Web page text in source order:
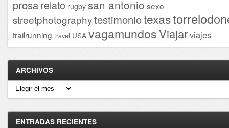
prosarelato rugby san antonio sexo
streetphotographytestimoniotexas
trailrunning travel USA vagamundosViajarviajes
ARCHIVOS
Archivos
ENTRADAS RECIENTES